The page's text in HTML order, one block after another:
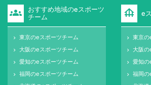
groups
おすすめ地域のeスポーツ
チーム
keyboard_arrow_right 東京のeスポーツチーム
keyboard_arrow_right 大阪のeスポーツチーム
keyboard_arrow_right 愛知のeスポーツチーム
keyboard_arrow_right 福岡のeスポーツチーム
foundation e
keyboard_arrow_right 東京の
keyboard_arrow_right 大阪の
keyboard_arrow_right 愛知の
keyboard_arrow_right 福岡の